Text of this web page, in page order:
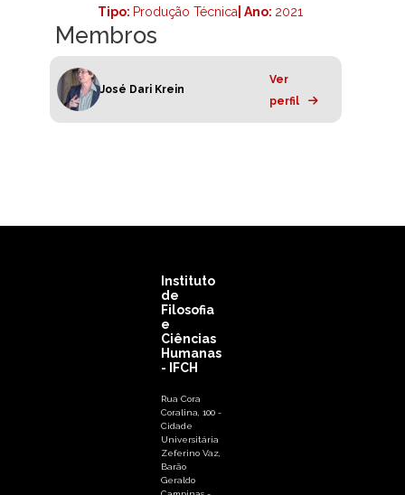
Tipo: Produção Técnica | Ano: 2021
Membros
José Dari Krein
Ver
perfil
Instituto
de
Filosofia
e
Ciências
Humanas
- IFCH
Rua Cora
Coralina, 100 -
Cidade
Universitária
Zeferino Vaz,
Barão
Geraldo